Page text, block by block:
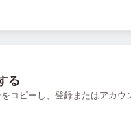
る
コピーし、登録またはアカ